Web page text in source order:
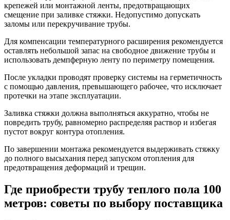
крепежей или монтажной ленты, предотвращающих
смещение при заливке стяжки. Недопустимо допускать
заломы или перекручивание трубы.
Для компенсации температурного расширения рекомендуется
оставлять небольшой запас на свободное движение трубы и
использовать демпферную ленту по периметру помещения.
После укладки проводят проверку системы на герметичность
с помощью давления, превышающего рабочее, что исключает
протечки на этапе эксплуатации.
Заливка стяжки должна выполняться аккуратно, чтобы не
повредить трубу, равномерно распределяя раствор и избегая
пустот вокруг контура отопления.
По завершении монтажа рекомендуется выдерживать стяжку
до полного высыхания перед запуском отопления для
предотвращения деформаций и трещин.
Где приобрести трубу теплого пола 100
метров: советы по выбору поставщика